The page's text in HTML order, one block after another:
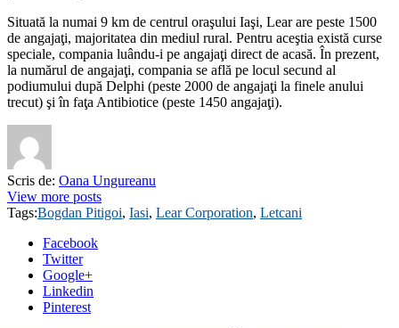
Situată la numai 9 km de centrul oraşului Iaşi, Lear are peste 1500
de angajaţi, majoritatea din mediul rural. Pentru aceştia există curse
speciale, compania luându-i pe angajaţi direct de acasă. În prezent,
la numărul de angajaţi, compania se află pe locul secund al
podiumului după Delphi (peste 2000 de angajaţi la finele anului
trecut) şi în faţa Antibiotice (peste 1450 angajaţi).
Scris de: Oana Ungureanu
View more posts
Tags:Bogdan Pitigoi, Iasi, Lear Corporation, Letcani
Facebook
Twitter
Google+
Linkedin
Pinterest